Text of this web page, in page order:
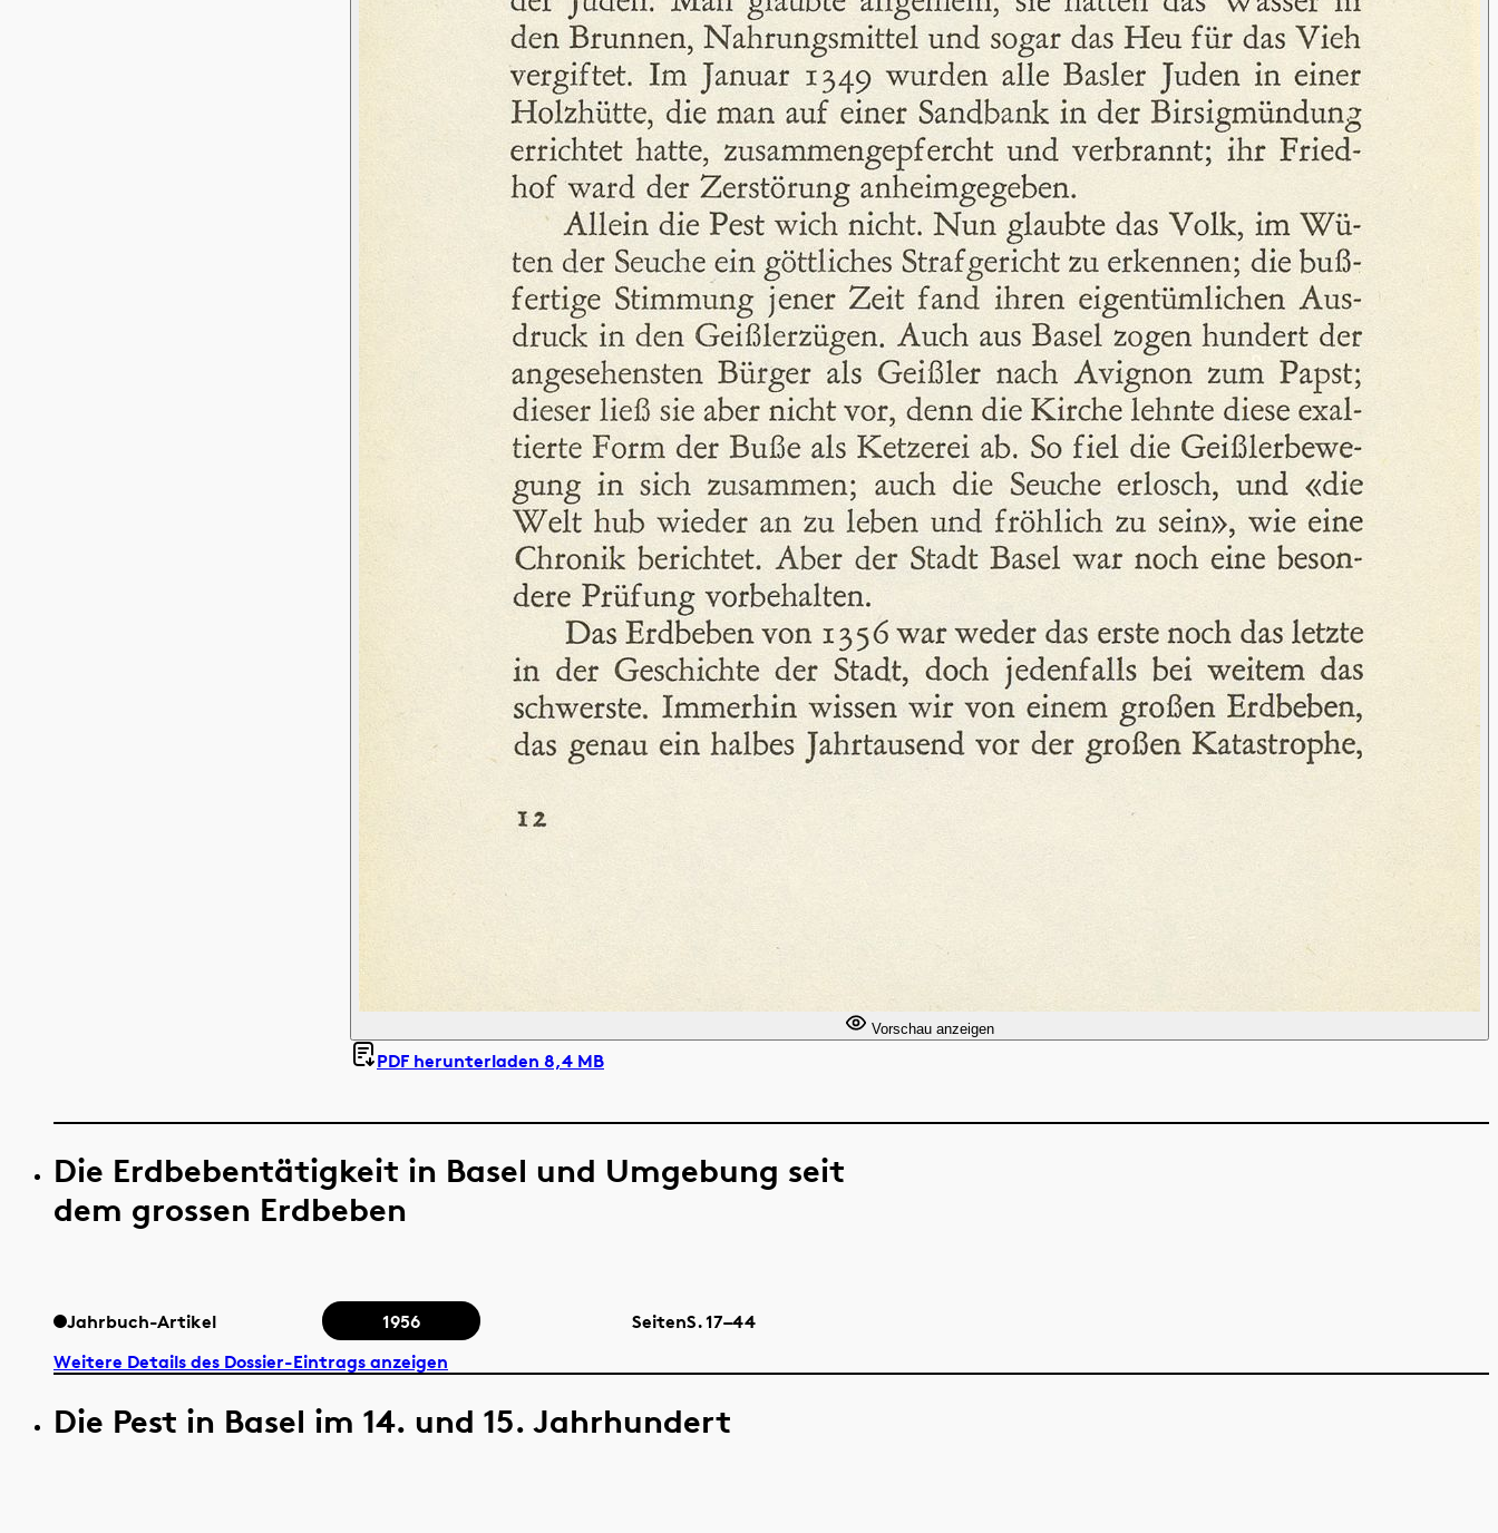
Vorschau anzeigen
PDF herunterladen 8,4 MB
Die Erdbebentätigkeit in Basel und Umgebung seit
dem grossen Erdbeben
Jahrbuch-Artikel 1956 SeitenS.17–44
Weitere Details des Dossier-Eintrags anzeigen
Die Pest in Basel im 14. und 15. Jahrhundert